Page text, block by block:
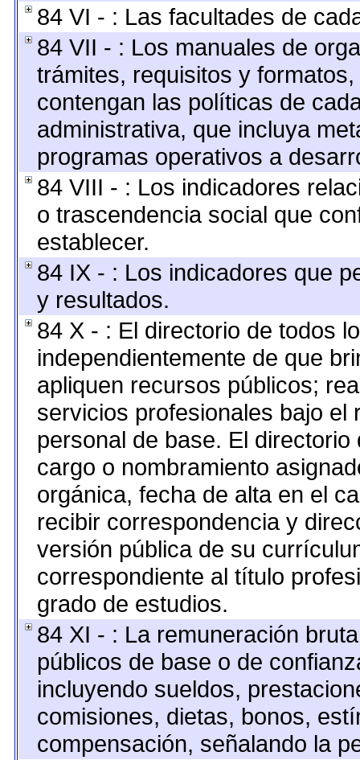
84 VI - : Las facultades de
84 VII - : Los manuales de
trámites, requisitos y
contengan las políticas de
administrativa, que incluya
programas operativos a
84 VIII - : Los indicadores
o trascendencia social que
establecer.
84 IX - : Los indicadores que
y resultados.
84 X - : El directorio de todos
independientemente de que
apliquen recursos públicos;
servicios profesionales bajo el
personal de base. El
cargo o nombramiento
orgánica, fecha de alta en el
recibir correspondencia y
versión pública de su
correspondiente al título
grado de estudios.
84 XI - : La remuneración
públicos de base o de
incluyendo sueldos,
comisiones, dietas, bonos,
compensación, señalando la